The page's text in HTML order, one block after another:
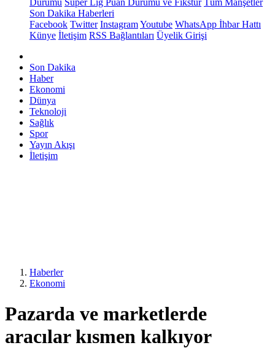
Durumu Süper Lig Puan Durumu ve Fikstür Tüm Manşetler
Son Dakika Haberleri
Facebook Twitter InstagramYoutube WhatsApp İhbar Hattı
Künye İletişim RSS Bağlantıları Üyelik Girişi
Son Dakika
Haber
Ekonomi
Dünya
Teknoloji
Sağlık
Spor
Yayın Akışı
İletişim
Haberler
Ekonomi
Pazarda ve marketlerde
aracılar kısmen kalkıyor